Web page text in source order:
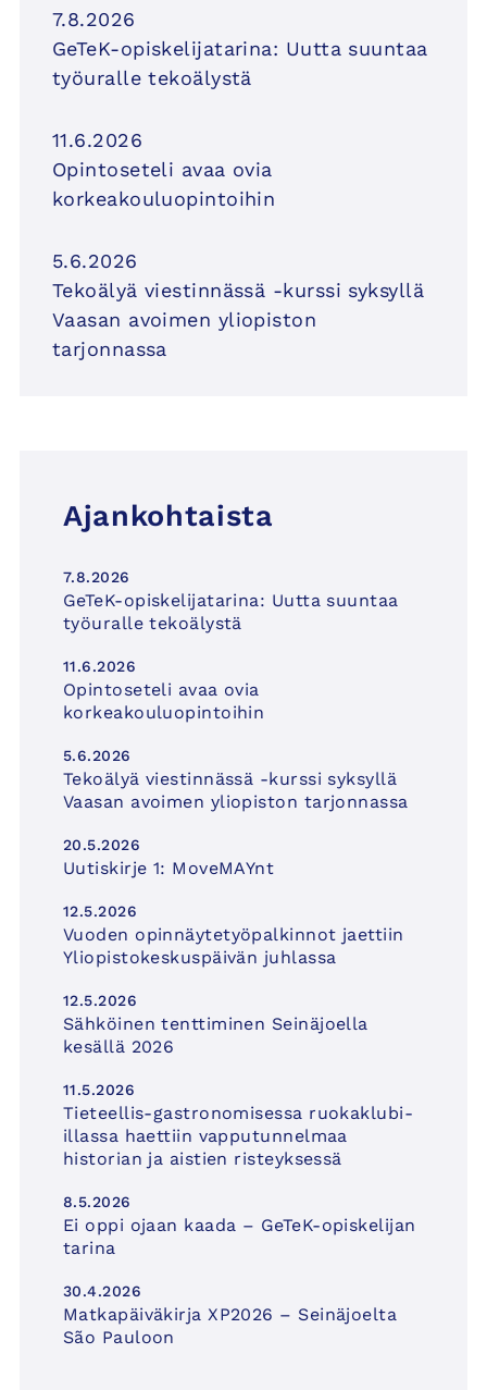
7.8.2026
GeTeK-opiskelijatarina: Uutta suuntaa
työuralle tekoälystä
11.6.2026
Opintoseteli avaa ovia
korkeakouluopintoihin
5.6.2026
Tekoälyä viestinnässä -kurssi syksyllä
Vaasan avoimen yliopiston
tarjonnassa
Ajankohtaista
7.8.2026
GeTeK-opiskelijatarina: Uutta suuntaa
työuralle tekoälystä
11.6.2026
Opintoseteli avaa ovia
korkeakouluopintoihin
5.6.2026
Tekoälyä viestinnässä -kurssi syksyllä
Vaasan avoimen yliopiston tarjonnassa
20.5.2026
Uutiskirje 1: MoveMAYnt
12.5.2026
Vuoden opinnäytetyöpalkinnot jaettiin
Yliopistokeskuspäivän juhlassa
12.5.2026
Sähköinen tenttiminen Seinäjoella
kesällä 2026
11.5.2026
Tieteellis-gastronomisessa ruokaklubi-
illassa haettiin vapputunnelmaa
historian ja aistien risteyksessä
8.5.2026
Ei oppi ojaan kaada – GeTeK-opiskelijan
tarina
30.4.2026
Matkapäiväkirja XP2026 – Seinäjoelta
São Pauloon